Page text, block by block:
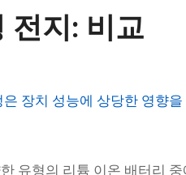
전지: 비교
장치 성능에 상당한 영향
유형의 리튬 이온 배터리